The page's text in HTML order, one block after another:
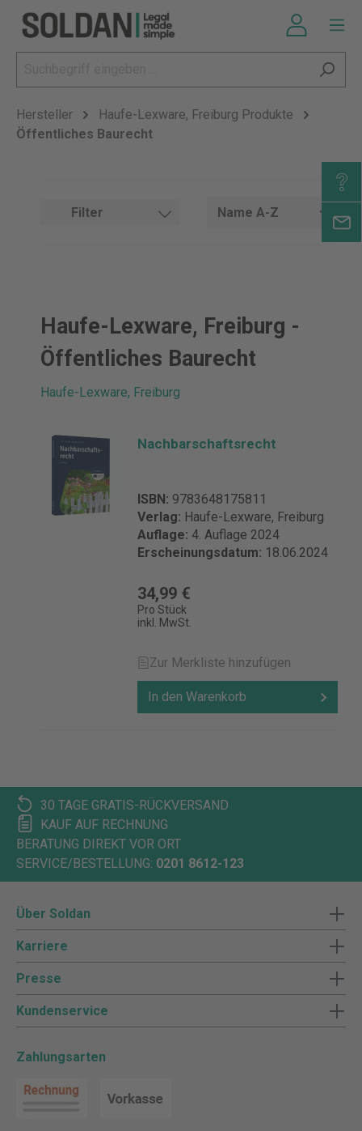
Hersteller
Haufe-Lexware, Freiburg Produkte
Öffentliches Baurecht
Filter
Haufe-Lexware, Freiburg -
Öffentliches Baurecht
Haufe-Lexware, Freiburg
Nachbarschaftsrecht
ISBN: 9783648175811
Verlag: Haufe-Lexware, Freiburg
Auflage: 4. Auflage 2024
Erscheinungsdatum: 18.06.2024
34,99 €
Pro Stück
inkl. MwSt.
Zur Merkliste hinzufügen
In den Warenkorb
30 TAGE GRATIS-RÜCKVERSAND
KAUF AUF RECHNUNG
BERATUNG DIREKT VOR ORT
SERVICE/BESTELLUNG: 0201 8612-123
Über Soldan
Karriere
Presse
Kundenservice
Zahlungsarten